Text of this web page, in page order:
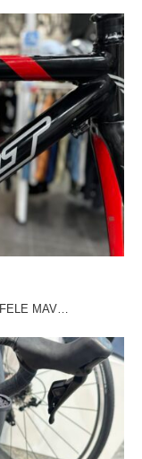
FELE MAV…